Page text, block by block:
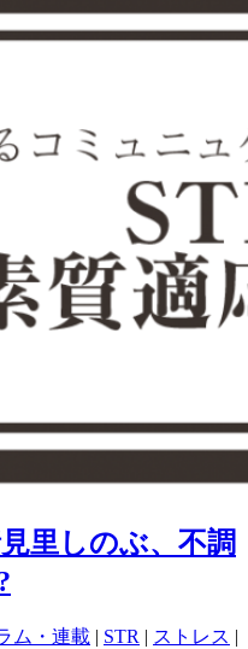
里しのぶ、不調
ム・連載 | STR | ストレス |